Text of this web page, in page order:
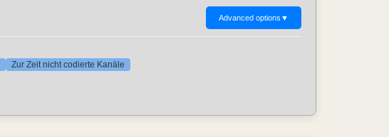
Advanced options ▼
Zur Zeit nicht codierte Kanäle